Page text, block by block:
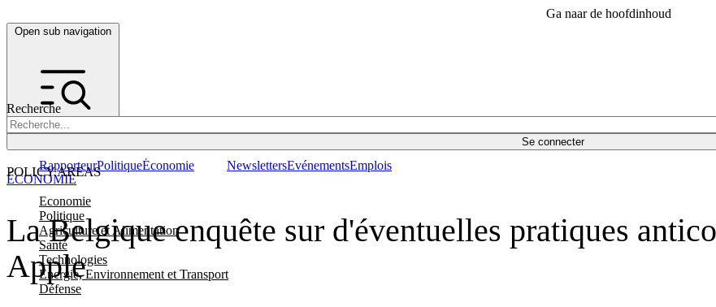
Ga naar de hoofdinhoud
Open sub navigation
Recherche
Se connecter
POLICY AREAS
Economie
Politique
Agriculture et Alimentation
Santé
Technologies
Energie, Environnement et Transport
Défense
RapporteurPolitiqueÉconomie NewslettersEvénementsEmplois
La Belgique enquête sur d'éventuelles pratiques
Apple
ÉCONOMIE